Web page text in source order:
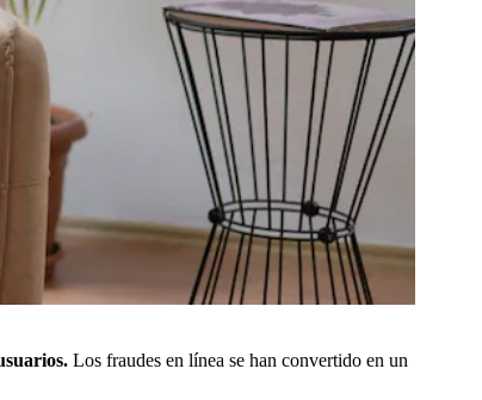
Los fraudes en línea se han convertido en un